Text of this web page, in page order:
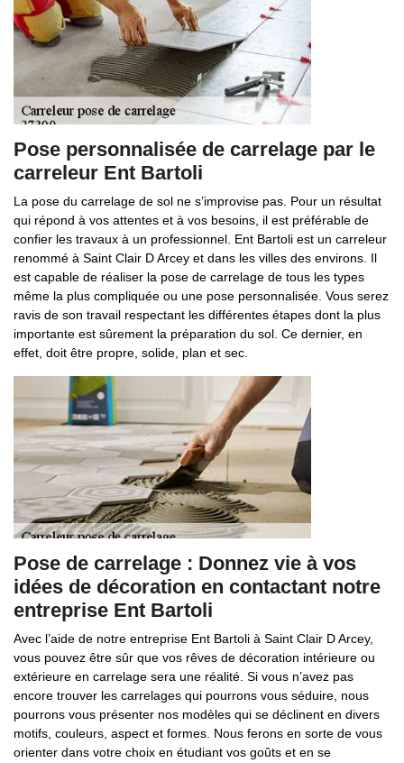
Pose personnalisée de carrelage par le
carreleur Ent Bartoli
La pose du carrelage de sol ne s’improvise pas. Pour un résultat
qui répond à vos attentes et à vos besoins, il est préférable de
confier les travaux à un professionnel. Ent Bartoli est un carreleur
renommé à Saint Clair D Arcey et dans les villes des environs. Il
est capable de réaliser la pose de carrelage de tous les types
même la plus compliquée ou une pose personnalisée. Vous serez
ravis de son travail respectant les différentes étapes dont la plus
importante est sûrement la préparation du sol. Ce dernier, en
effet, doit être propre, solide, plan et sec.
Pose de carrelage : Donnez vie à vos
idées de décoration en contactant notre
entreprise Ent Bartoli
Avec l’aide de notre entreprise Ent Bartoli à Saint Clair D Arcey,
vous pouvez être sûr que vos rêves de décoration intérieure ou
extérieure en carrelage sera une réalité. Si vous n’avez pas
encore trouver les carrelages qui pourrons vous séduire, nous
pourrons vous présenter nos modèles qui se déclinent en divers
motifs, couleurs, aspect et formes. Nous ferons en sorte de vous
orienter dans votre choix en étudiant vos goûts et en se